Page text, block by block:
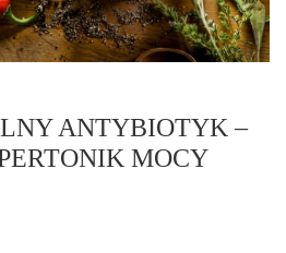
ANTYBIOTYK –
MOCY